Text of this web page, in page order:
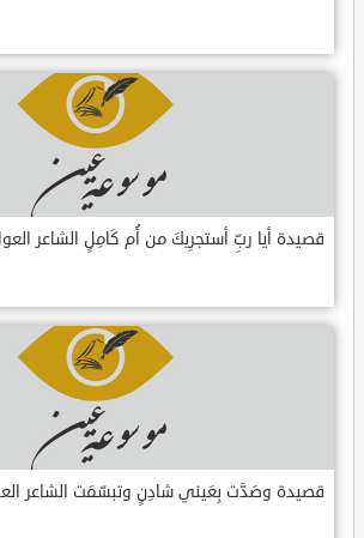
قصيدة أيا ربِّ أستجرِيكَ من أُم كَامِلٍ الشاعر
قصيدة وصَدَّت بِعَيني شادِنٍ وتبسّمَت الشاعر